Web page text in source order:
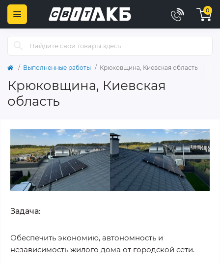
0
Выполненные работы Крюковщина, Киевская область
Крюковщина, Киевская
область
Задача:
Обеспечить экономию, автономность и
независимость жилого дома от городской сети.